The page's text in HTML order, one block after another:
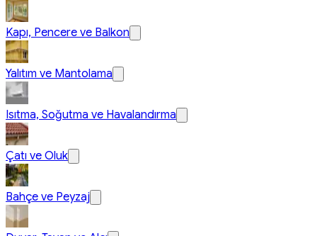
Kapı, Pencere ve Balkon
Yalıtım ve Mantolama
Isıtma, Soğutma ve Havalandırma
Çatı ve Oluk
Bahçe ve Peyzaj